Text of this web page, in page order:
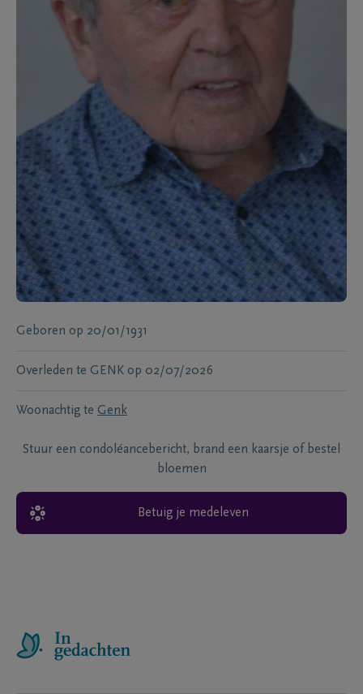
Geboren op 20/01/1931
Overleden te GENK op 02/07/2026
Woonachtig te Genk
Stuur een condoléancebericht, brand een kaarsje of bestel
bloemen
Betuig je medeleven